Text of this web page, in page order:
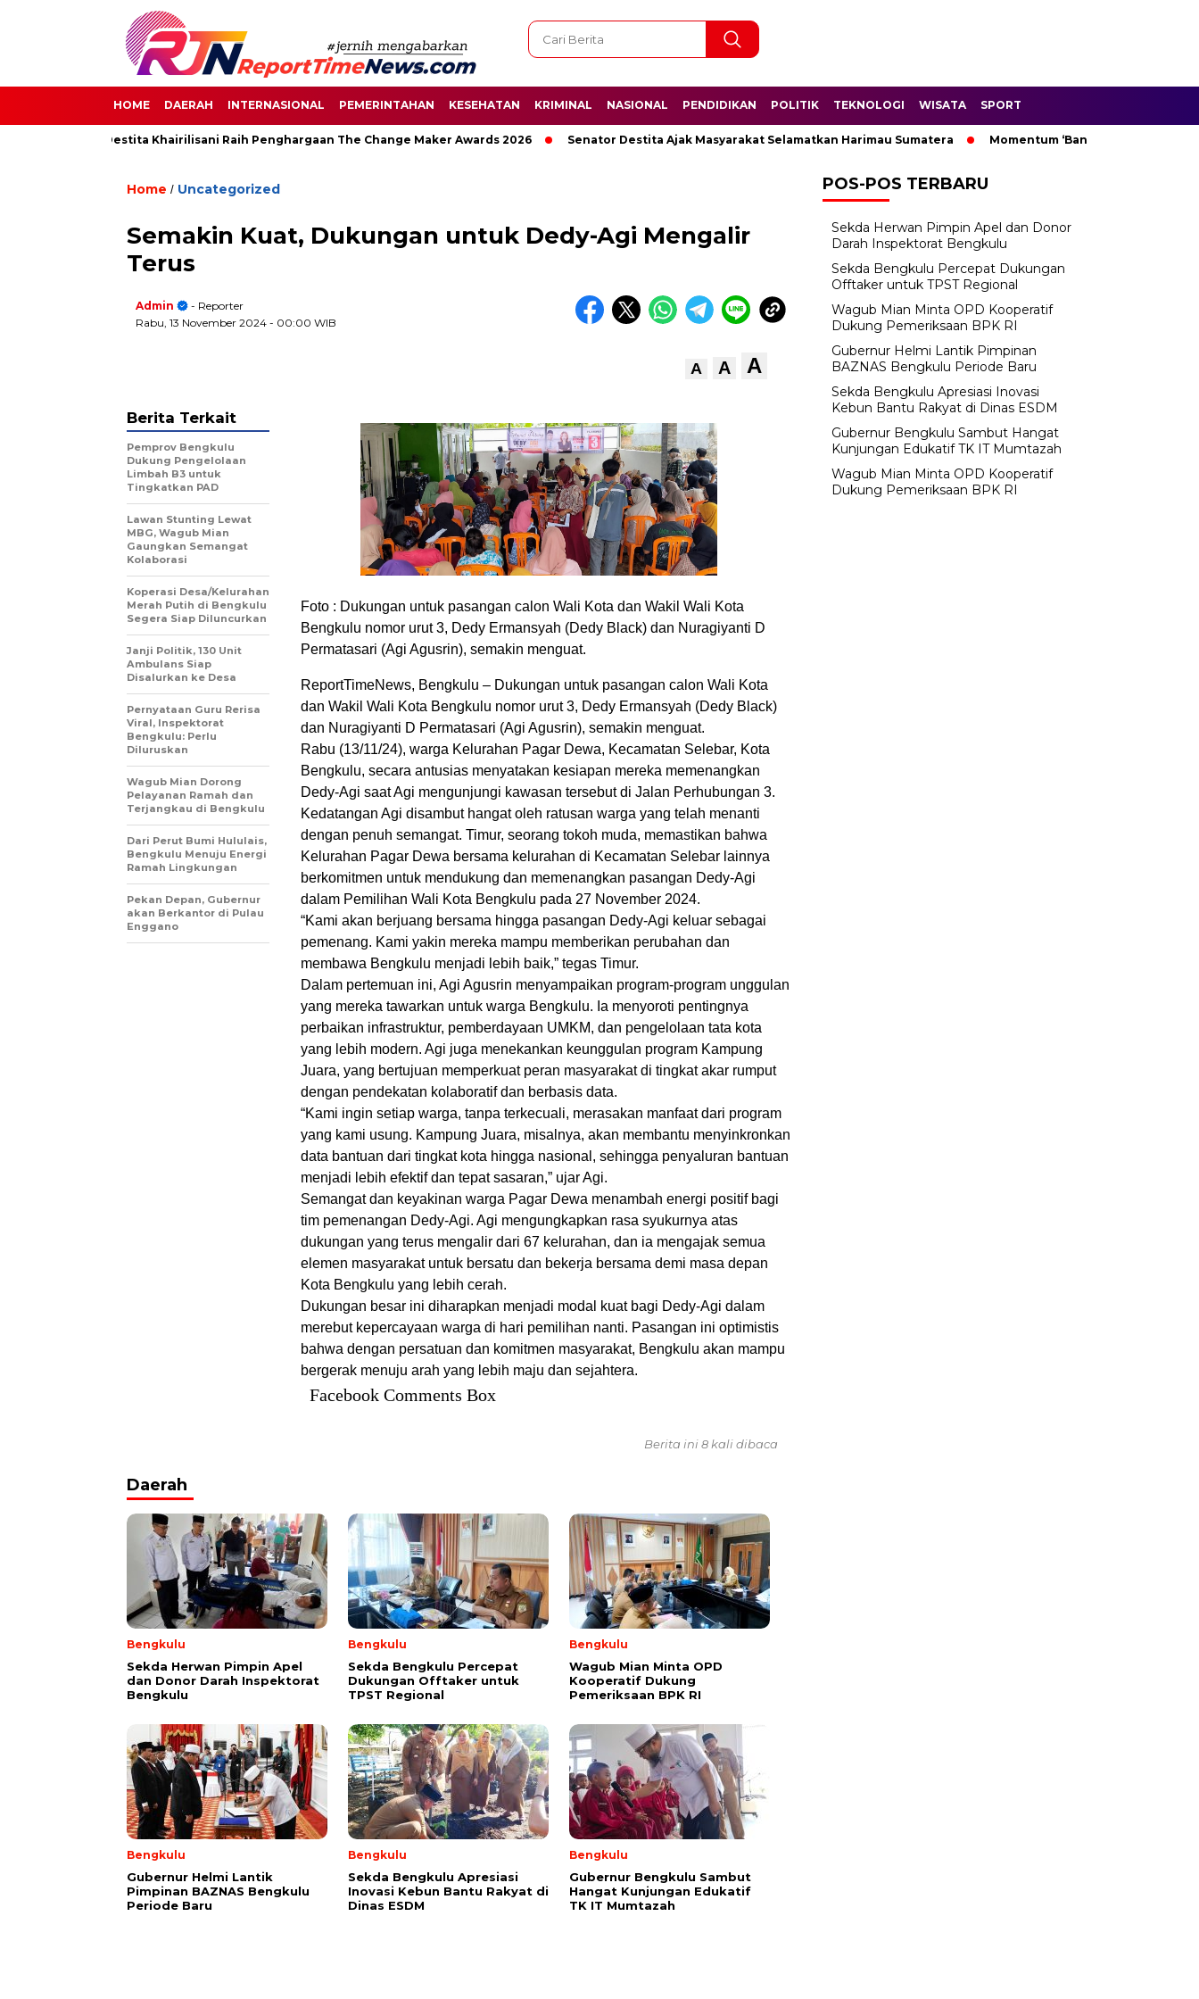
HOME DAERAH INTERNASIONAL PEMERINTAHAN KESEHATAN KRIMINAL NASIONAL PENDIDIKAN POLITIK TEKNOLOGI WISATA SPORT
Senayan, Destita Khairilisani Raih Penghargaan The Change Maker Awards 2026 Senator Destita Ajak Masyarakat Selamatkan Harimau Sumatera Momentum ‘Bantu Rakyat’: Wagub
Home / Uncategorized
Semakin Kuat, Dukungan untuk Dedy-Agi Mengalir
Terus
Admin
- Reporter
Rabu, 13 November 2024 - 00:00 WIB
A A A
Foto : Dukungan untuk pasangan calon Wali Kota dan Wakil Wali Kota
Bengkulu nomor urut 3, Dedy Ermansyah (Dedy Black) dan Nuragiyanti D
Permatasari (Agi Agusrin), semakin menguat.
ReportTimeNews, Bengkulu – Dukungan untuk pasangan calon Wali Kota
dan Wakil Wali Kota Bengkulu nomor urut 3, Dedy Ermansyah (Dedy Black)
dan Nuragiyanti D Permatasari (Agi Agusrin), semakin menguat.
Rabu (13/11/24), warga Kelurahan Pagar Dewa, Kecamatan Selebar, Kota
Bengkulu, secara antusias menyatakan kesiapan mereka memenangkan
Dedy-Agi saat Agi mengunjungi kawasan tersebut di Jalan Perhubungan 3.
Kedatangan Agi disambut hangat oleh ratusan warga yang telah menanti
dengan penuh semangat. Timur, seorang tokoh muda, memastikan bahwa
Kelurahan Pagar Dewa bersama kelurahan di Kecamatan Selebar lainnya
berkomitmen untuk mendukung dan memenangkan pasangan Dedy-Agi
dalam Pemilihan Wali Kota Bengkulu pada 27 November 2024.
“Kami akan berjuang bersama hingga pasangan Dedy-Agi keluar sebagai
pemenang. Kami yakin mereka mampu memberikan perubahan dan
membawa Bengkulu menjadi lebih baik,” tegas Timur.
Dalam pertemuan ini, Agi Agusrin menyampaikan program-program unggulan
yang mereka tawarkan untuk warga Bengkulu. Ia menyoroti pentingnya
perbaikan infrastruktur, pemberdayaan UMKM, dan pengelolaan tata kota
yang lebih modern. Agi juga menekankan keunggulan program Kampung
Juara, yang bertujuan memperkuat peran masyarakat di tingkat akar rumput
dengan pendekatan kolaboratif dan berbasis data.
“Kami ingin setiap warga, tanpa terkecuali, merasakan manfaat dari program
yang kami usung. Kampung Juara, misalnya, akan membantu menyinkronkan
data bantuan dari tingkat kota hingga nasional, sehingga penyaluran bantuan
menjadi lebih efektif dan tepat sasaran,” ujar Agi.
Semangat dan keyakinan warga Pagar Dewa menambah energi positif bagi
tim pemenangan Dedy-Agi. Agi mengungkapkan rasa syukurnya atas
dukungan yang terus mengalir dari 67 kelurahan, dan ia mengajak semua
elemen masyarakat untuk bersatu dan bekerja bersama demi masa depan
Kota Bengkulu yang lebih cerah.
Dukungan besar ini diharapkan menjadi modal kuat bagi Dedy-Agi dalam
merebut kepercayaan warga di hari pemilihan nanti. Pasangan ini optimistis
bahwa dengan persatuan dan komitmen masyarakat, Bengkulu akan mampu
bergerak menuju arah yang lebih maju dan sejahtera.
Facebook Comments Box
Berita Terkait
Pemprov Bengkulu
Dukung Pengelolaan
Limbah B3 untuk
Tingkatkan PAD
Lawan Stunting Lewat
MBG, Wagub Mian
Gaungkan Semangat
Kolaborasi
Koperasi Desa/Kelurahan
Merah Putih di Bengkulu
Segera Siap Diluncurkan
Janji Politik, 130 Unit
Ambulans Siap
Disalurkan ke Desa
Pernyataan Guru Rerisa
Viral, Inspektorat
Bengkulu: Perlu
Diluruskan
Wagub Mian Dorong
Pelayanan Ramah dan
Terjangkau di Bengkulu
Dari Perut Bumi Hululais,
Bengkulu Menuju Energi
Ramah Lingkungan
Pekan Depan, Gubernur
akan Berkantor di Pulau
Enggano
Berita ini 8 kali dibaca
Daerah
Bengkulu
Sekda Herwan Pimpin Apel
dan Donor Darah Inspektorat
Bengkulu
Bengkulu
Sekda Bengkulu Percepat
Dukungan Offtaker untuk
TPST Regional
Bengkulu
Wagub Mian Minta OPD
Kooperatif Dukung
Pemeriksaan BPK RI
Bengkulu
Gubernur Helmi Lantik
Pimpinan BAZNAS Bengkulu
Periode Baru
Bengkulu
Sekda Bengkulu Apresiasi
Inovasi Kebun Bantu Rakyat di
Dinas ESDM
Bengkulu
Gubernur Bengkulu Sambut
Hangat Kunjungan Edukatif
TK IT Mumtazah
POS-POS TERBARU
Sekda Herwan Pimpin Apel dan Donor
Darah Inspektorat Bengkulu
Sekda Bengkulu Percepat Dukungan
Offtaker untuk TPST Regional
Wagub Mian Minta OPD Kooperatif
Dukung Pemeriksaan BPK RI
Gubernur Helmi Lantik Pimpinan
BAZNAS Bengkulu Periode Baru
Sekda Bengkulu Apresiasi Inovasi
Kebun Bantu Rakyat di Dinas ESDM
Gubernur Bengkulu Sambut Hangat
Kunjungan Edukatif TK IT Mumtazah
Wagub Mian Minta OPD Kooperatif
Dukung Pemeriksaan BPK RI